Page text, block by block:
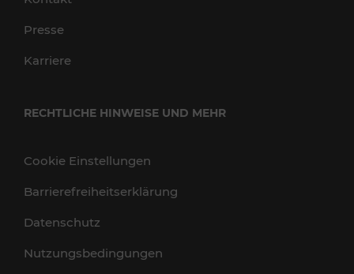
Presse
Karriere
RECHTLICHE HINWEISE UND MEHR
Cookie Einstellungen
Barrierefreiheitserklärung
Datenschutz
Nutzungsbedingungen